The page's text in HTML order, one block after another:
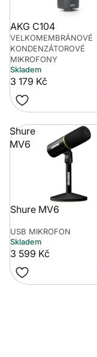
AKG C104
VELKOMEMBRÁNOVÉ
KONDENZÁTOROVÉ
MIKROFONY
Skladem
3 179 Kč
Shure
MV6
Shure MV6
USB MIKROFON
Skladem
3 599 Kč